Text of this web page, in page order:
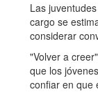
Las
cargo se
considerar
"Volver a
que los
confiar en que